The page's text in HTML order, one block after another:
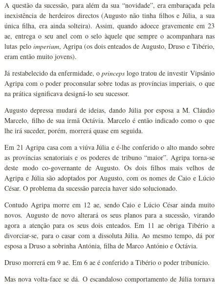
A questão da sucessão, para além da sua “novidade”, era embaraçada pela
inexistência de herdeiros directos (Augusto não tinha filhos e Júlia, a sua
única filha, era ainda solteira). Assim, quando adoece gravemente em 23
ae, entrega o seu anel com o selo àquele que sempre o acompanhara nas
lutas pelo imperium, Agripa (os dois enteados de Augusto, Druso e Tibério,
eram então muito jovens).
Já restabelecido da enfermidade, o princeps logo tratou de investir Vipsânio
Agripa com o poder proconsular sobre todas as províncias imperiais, o que
na prática significava designá-lo seu sucessor.
Augusto depressa mudará de ideias, dando Júlia por esposa a M. Cláudio
Marcelo, filho de sua irmã Octávia. Marcelo é então indicado como o que
lhe irá suceder, porém, morrerá quase em seguida.
Em 21 Agripa casa com a viúva Júlia e é-lhe conferido o alto mando sobre
as províncias senatoriais e os poderes de tribuno “maior”. Agripa torna-se
deste modo co-governante de Augusto. Os dois filhos mais velhos de
Agripa e Júlia são adoptados por Augusto, com os nomes de Caio e Lúcio
César. O problema da sucessão parecia haver sido solucionado.
Contudo Agripa morre em 12 ae, sendo Caio e Lúcio César ainda muito
novos. Augusto de novo alterará os seus planos para a sucessão, virando
agora a atenção para os seus dois enteados. Em 11 ae obriga Tibério a
divorciar-se, para o casar com a dissoluta Júlia. Ao mesmo tempo, dá por
esposa a Druso a sobrinha Antónia, filha de Marco António e Octávia.
Druso morrerá em 9 ae. Em 6 ae é conferido a Tibério o poder tribunício.
Mas nova volta-face se dá. O escandaloso comportamento de Júlia tornava